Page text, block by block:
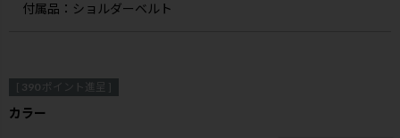
付属品 ：ショルダーベルト
[ 390 ポイント進呈 ]
カラー